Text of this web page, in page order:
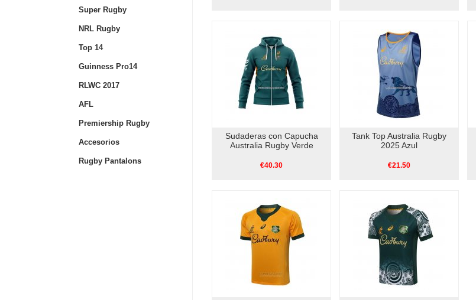
Super Rugby
NRL Rugby
Top 14
Guinness Pro14
RLWC 2017
AFL
Premiership Rugby
Accesorios
Rugby Pantalons
Sudaderas con Capucha
Australia Rugby Verde
€40.30
Tank Top Australia Rugby
2025 Azul
€21.50